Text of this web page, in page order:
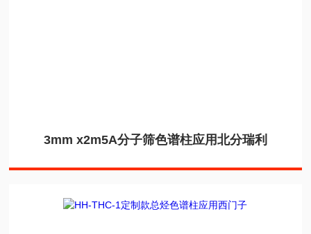
3mm x2m5A分子筛色谱柱应用北分瑞利